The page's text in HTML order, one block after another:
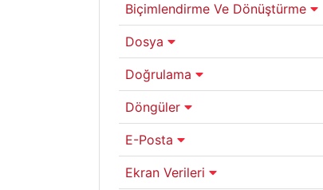
Biçimlendirme Ve Dönüştürme
Dosya
Doğrulama
Döngüler
E-Posta
Ekran Verileri